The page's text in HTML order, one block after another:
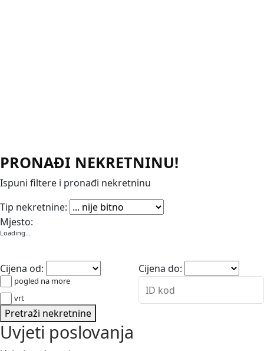
Apartmani Garaže
Vikendice VileZemljišta
PRONAĐI NEKRETNINU!
Ispuni filtere i pronađi nekretninu
Tip nekretnine:
Mjesto:
Loading...
Cijena od: Cijena do:
pogled na more
vrt
Pretraži nekretnine
Uvjeti poslovanja